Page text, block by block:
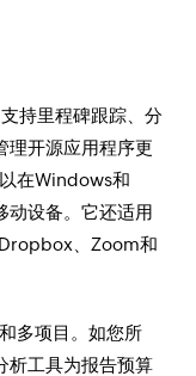
持里程碑跟踪、分
理开源应用程序更
在Windows和
设备。它还适用
、Zoom和
多项目。如您所
析工具为报告预算